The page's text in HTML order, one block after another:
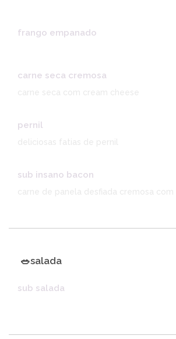
frango empanado
carne seca cremosa
carne seca com cream cheese
pernil
deliciosas fatias de pernil
sub insano bacon
carne de panela desfiada cremosa com
🥗salada
sub salada